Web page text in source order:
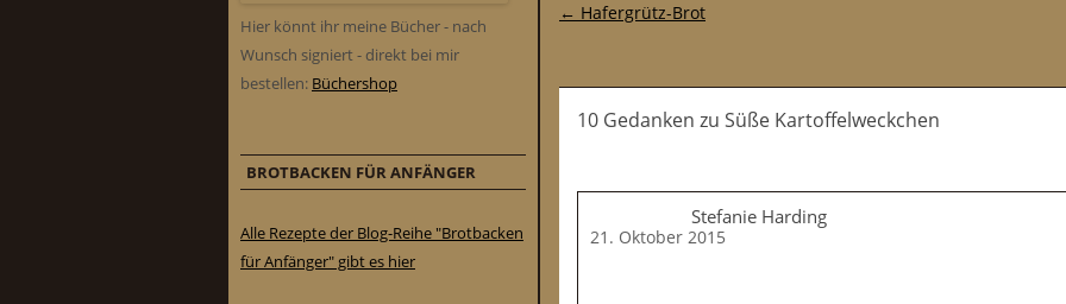
Post-Navigation
← Hafergrütz-Brot
10 Gedanken zu Süße Kartoffelweckchen
Stefanie Harding
21. Oktober 2015
Hier könnt ihr meine Bücher - nach
Wunsch signiert - direkt bei mir
bestellen: Büchershop
BROTBACKEN FÜR ANFÄNGER
Alle Rezepte der Blog-Reihe "Brotbacken
für Anfänger" gibt es hier